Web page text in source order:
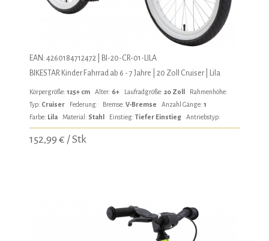
EAN: 4260184712472 | BI-20-CR-01-LILA
BIKESTAR Kinder Fahrrad ab 6 - 7 Jahre | 20 Zoll Cruiser | Lila
Körpergröße: 125+ cm Alter: 6+ Laufradgröße: 20 Zoll
Rahmenhöhe:
Typ: Cruiser Federung: Bremse: V-Bremse Anzahl Gänge: 1
Farbe: Lila Material: Stahl Einstieg: Tiefer Einstieg Antriebstyp:
152,99 € / Stk